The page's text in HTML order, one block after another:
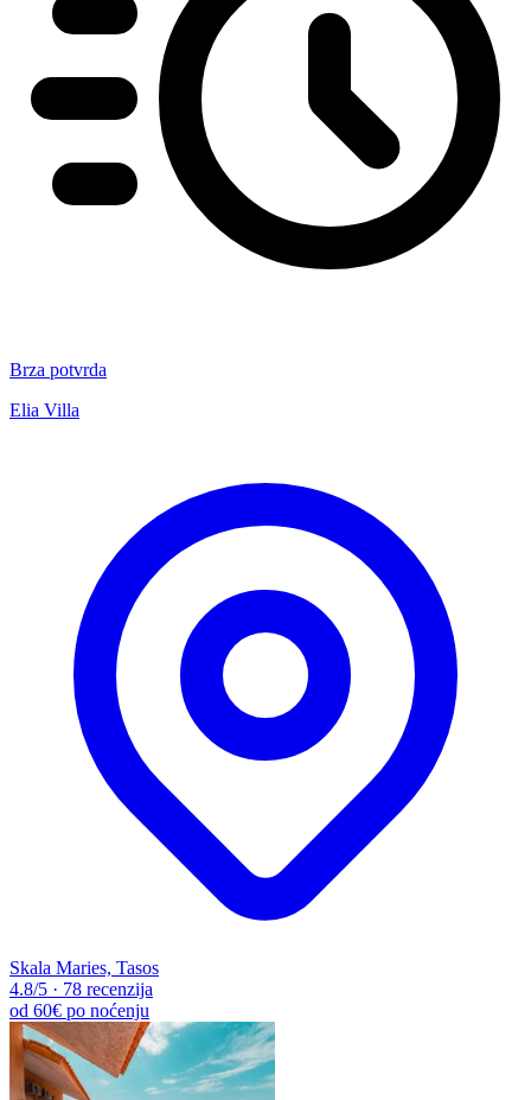
Brza potvrda
Elia Villa
Skala Maries, Tasos
4.8/5 · 78 recenzija
od 60€ po noćenju